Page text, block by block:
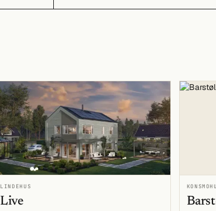
LINDEHUS
Live